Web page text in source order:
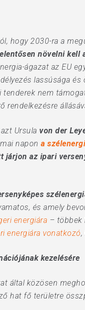
hogy 2030-ra a
növelni kell
ágazat az EU
lassúsága
nem
Ursula von der
napon a
az ipari
és amely
energiára – többek
energiára vonatkozó,
kezelésére
által közösen
hat fő területre